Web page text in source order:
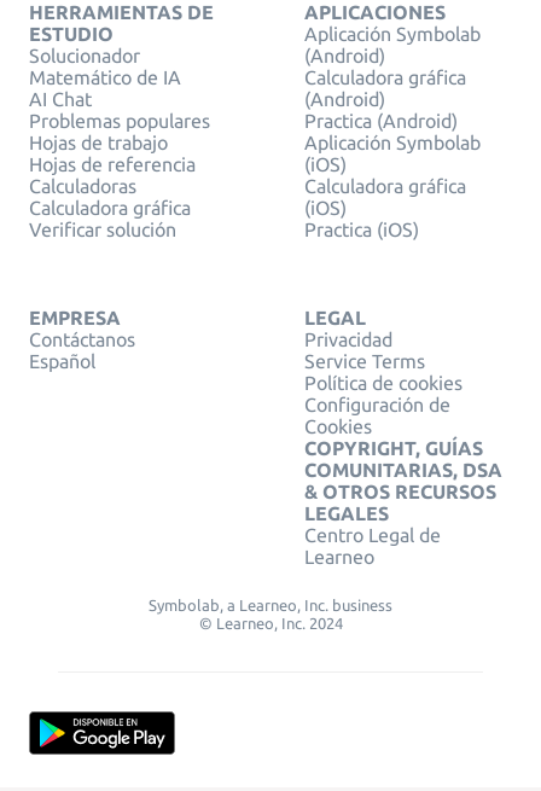
HERRAMIENTAS DE
ESTUDIO
Solucionador
Matemático de IA
AI Chat
Problemas populares
Hojas de trabajo
Hojas de referencia
Calculadoras
Calculadora gráfica
Verificar solución
APLICACIONES
Aplicación Symbolab
(Android)
Calculadora gráfica
(Android)
Practica (Android)
Aplicación Symbolab
(iOS)
Calculadora gráfica
(iOS)
Practica (iOS)
EMPRESA
Contáctanos
Español
LEGAL
Privacidad
Service Terms
Política de cookies
Configuración de
Cookies
COPYRIGHT, GUÍAS
COMUNITARIAS, DSA
& OTROS RECURSOS
LEGALES
Centro Legal de
Learneo
Symbolab, a Learneo, Inc. business
© Learneo, Inc. 2024